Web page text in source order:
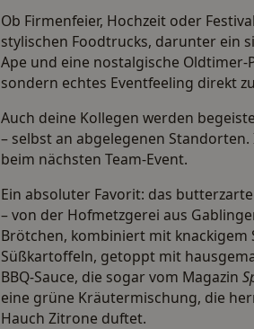
Ob Firmenfeier, Hochzeit oder
stylischen Foodtrucks, darunter ein
Ape und eine nostalgische Oldtimer-
sondern echtes Eventfeeling direkt
Auch deine Kollegen werden
– selbst an abgelegenen
beim nächsten Team-Event.
Ein absoluter Favorit: das
– von der Hofmetzgerei aus
Brötchen, kombiniert mit knackigem
Süßkartoffeln, getoppt mit
BBQ-Sauce, die sogar vom Magazin
eine grüne Kräutermischung, die
Hauch Zitrone duftet.